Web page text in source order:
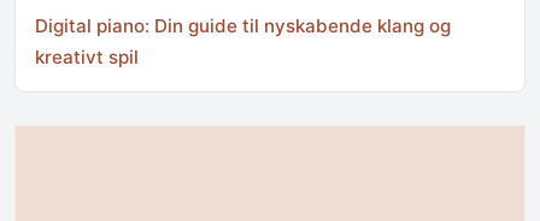
Digital piano: Din guide til nyskabende klang og
kreativt spil